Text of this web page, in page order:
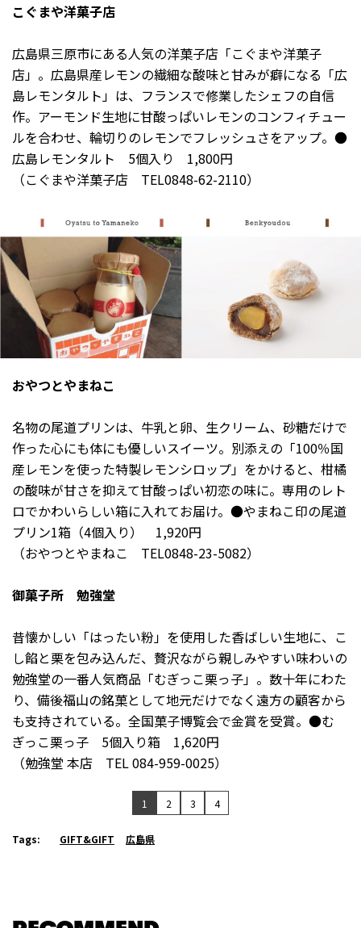
こぐまや洋菓子店
広島県三原市にある人気の洋菓子店「こぐまや洋菓子
店」。広島県産レモンの繊細な酸味と甘みが癖になる「広
島レモンタルト」は、フランスで修業したシェフの自信
作。アーモンド生地に甘酸っぱいレモンのコンフィチュー
ルを合わせ、輪切りのレモンでフレッシュさをアップ。●
広島レモンタルト 5個入り 1,800円
（こぐまや洋菓子店 TEL0848-62-2110）
おやつとやまねこ
名物の尾道プリンは、牛乳と卵、生クリーム、砂糖だけで
作った心にも体にも優しいスイーツ。別添えの「100％国
産レモンを使った特製レモンシロップ」をかけると、柑橘
の酸味が甘さを抑えて甘酸っぱい初恋の味に。専用のレト
ロでかわいらしい箱に入れてお届け。●やまねこ印の尾道
プリン1箱（4個入り） 1,920円
（おやつとやまねこ TEL0848-23-5082）
御菓子所 勉強堂
昔懐かしい「はったい粉」を使用した香ばしい生地に、こ
し餡と栗を包み込んだ、贅沢ながら親しみやすい味わいの
勉強堂の一番人気商品「むぎっこ栗っ子」。数十年にわた
り、備後福山の銘菓として地元だけでなく遠方の顧客から
も支持されている。全国菓子博覧会で金賞を受賞。●む
ぎっこ栗っ子 5個入り箱 1,620円
（勉強堂 本店 TEL 084-959-0025）
1 2 3 4
Tags: GIFT&GIFT 広島県